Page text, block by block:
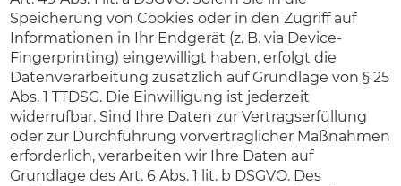
Speicherung von Cookies oder in den Zugriff auf
Informationen in Ihr Endgerät (z. B. via Device-
Fingerprinting) eingewilligt haben, erfolgt die
Datenverarbeitung zusätzlich auf Grundlage von § 25
Abs. 1 TTDSG. Die Einwilligung ist jederzeit
widerrufbar. Sind Ihre Daten zur Vertragserfüllung
oder zur Durchführung vorvertraglicher Maßnahmen
erforderlich, verarbeiten wir Ihre Daten auf
Grundlage des Art. 6 Abs. 1 lit. b DSGVO. Des